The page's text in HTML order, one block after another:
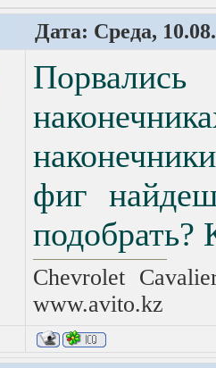
Дата: Среда,
фиг
подобрать?
Chevrolet
www.avito.kz